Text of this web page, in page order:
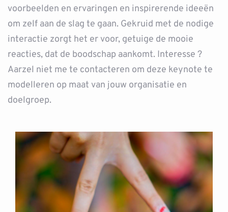
voorbeelden en ervaringen en inspirerende ideeën
om zelf aan de slag te gaan. Gekruid met de nodige
interactie zorgt het er voor, getuige de mooie
reacties, dat de boodschap aankomt. Interesse ?
Aarzel niet me te contacteren om deze keynote te
modelleren op maat van jouw organisatie en
doelgroep.